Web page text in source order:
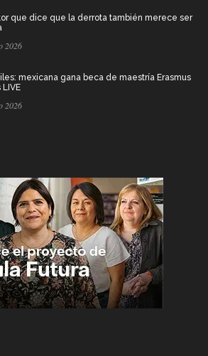
que dice que la derrota también merece ser
2026
mexicana gana beca de maestría Erasmus
LIVE
2026